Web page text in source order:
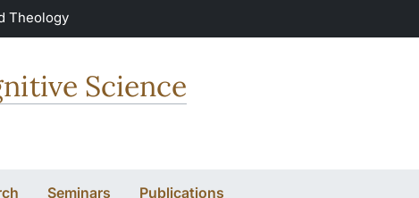
Theology
Science
Seminars Publications